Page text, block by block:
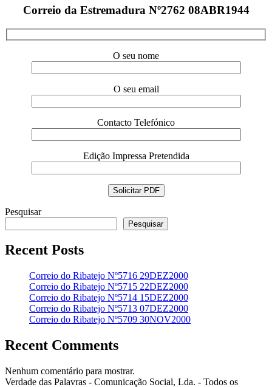
Correio da Estremadura Nº2762 08ABR1944
O seu nome
O seu email
Contacto Telefónico
Edição Impressa Pretendida
Pesquisar
Pesquisar
Recent Posts
Correio do Ribatejo Nº5716 29DEZ2000
Correio do Ribatejo Nº5715 22DEZ2000
Correio do Ribatejo Nº5714 15DEZ2000
Correio do Ribatejo Nº5713 07DEZ2000
Correio do Ribatejo Nº5709 30NOV2000
Recent Comments
Nenhum comentário para mostrar.
Verdade das Palavras - Comunicação Social, Lda. - Todos os